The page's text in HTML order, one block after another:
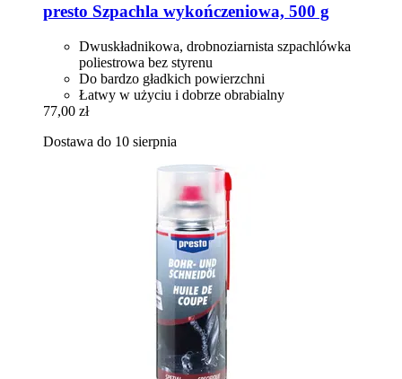
presto Szpachla wykończeniowa, 500 g
Dwuskładnikowa, drobnoziarnista szpachlówka
poliestrowa bez styrenu
Do bardzo gładkich powierzchni
Łatwy w użyciu i dobrze obrabialny
77,00 zł
Dostawa do 10 sierpnia